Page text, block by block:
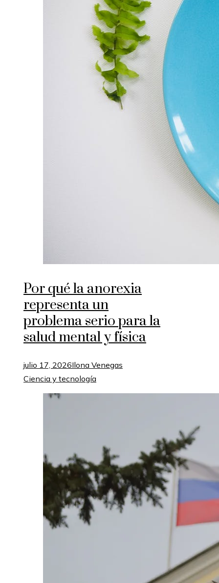
Por qué la anorexia
representa un
problema serio para la
salud mental y física
julio 17, 2026Ilona Venegas
Ciencia y tecnología